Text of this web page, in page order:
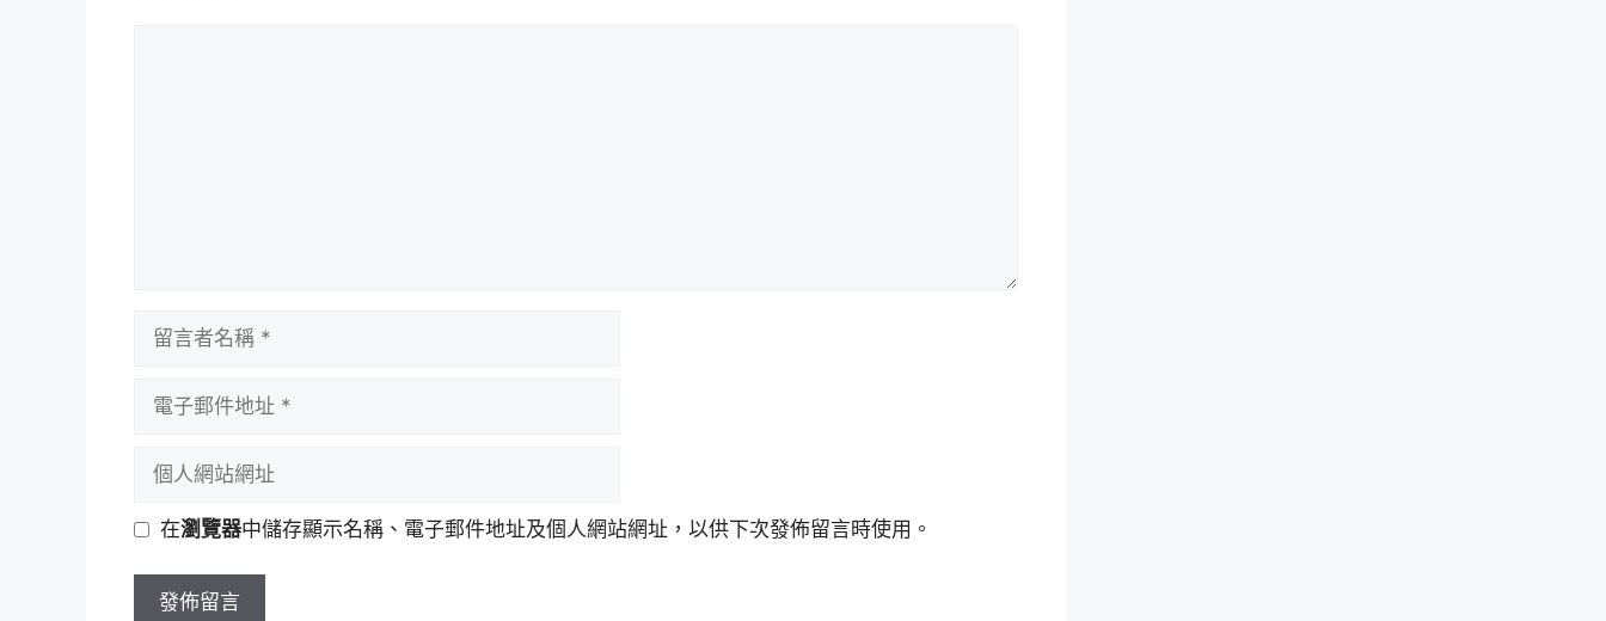
址
網
網
在瀏覽器中儲存顯示名稱、電子郵件地址及個人網站網址，以供下次發佈留言時使用。